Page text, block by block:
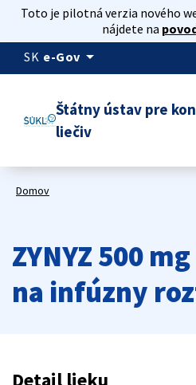
Toto je pilotná verzia nového
nájdete na
SK e-Gov arrow_drop_down
Štátny ústav pre
liečiv
Domov
ZYNYZ 500
na infúzny
Detail lieku